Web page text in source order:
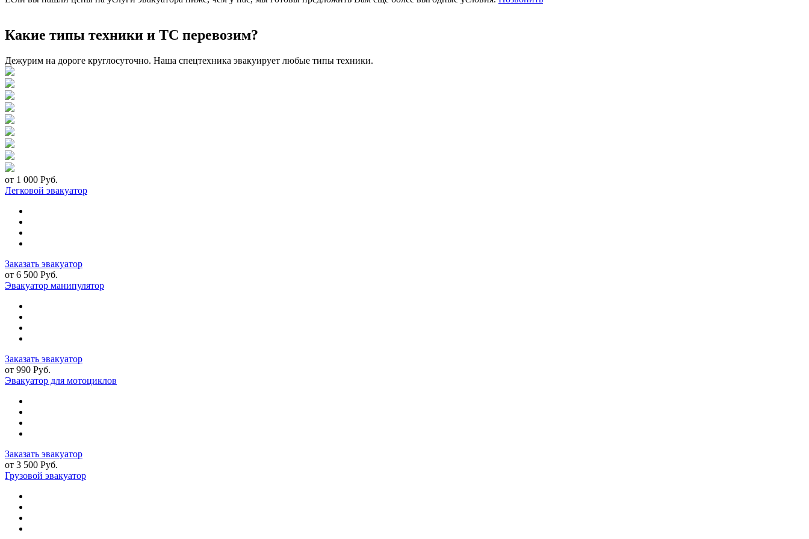
Какие типы техники и ТС перевозим?
Дежурим на дороге круглосуточно. Наша спецтехника эвакуирует любые типы техники.
от 1 000 Руб.
Легковой эвакуатор
Заказать эвакуатор
от 6 500 Руб.
Эвакуатор манипулятор
Заказать эвакуатор
от 990 Руб.
Эвакуатор для мотоциклов
Заказать эвакуатор
от 3 500 Руб.
Грузовой эвакуатор